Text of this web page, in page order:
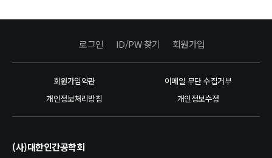
회원가입약관
이메일 무단 수집거부
개인정보처리방침
개인정보수정
로그인 ID/PW 찾기 회원가입
(사)대한인간공학회